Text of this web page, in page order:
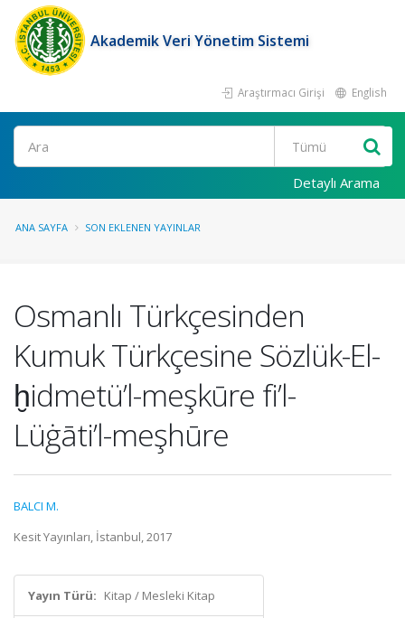
Akademik Veri Yönetim Sistemi
Araştırmacı Girişi English
Ara
Detaylı Arama
ANA SAYFA SON EKLENEN YAYINLAR
Osmanlı Türkçesinden
Kumuk Türkçesine Sözlük-El-
ḫidmetü’l-meşkūre fi’l-
Lüġāti’l-meşhūre
BALCI M.
Kesit Yayınları, İstanbul, 2017
Yayın Türü: Kitap / Mesleki Kitap